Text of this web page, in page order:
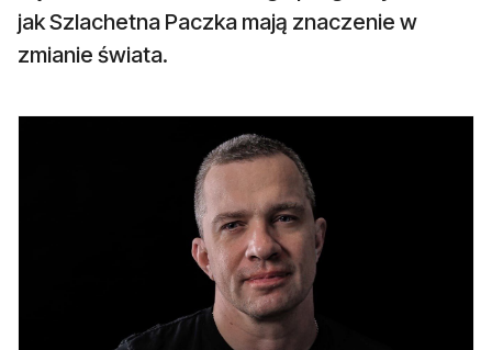
jak Szlachetna Paczka mają znaczenie w
zmianie świata.